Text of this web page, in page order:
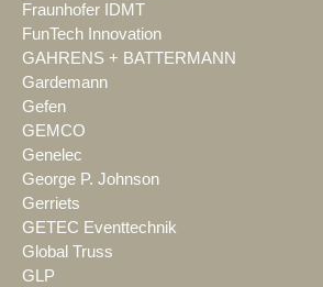
Fraunhofer IDMT
FunTech Innovation
GAHRENS + BATTERMANN
Gardemann
Gefen
GEMCO
Genelec
George P. Johnson
Gerriets
GETEC Eventtechnik
Global Truss
GLP